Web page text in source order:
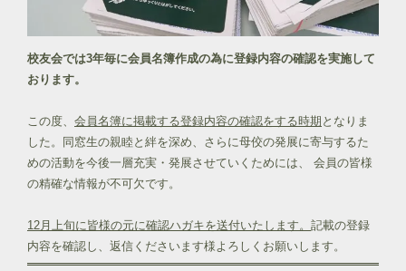
校友会では3年毎に会員名簿作成の為に登録内容の確認を実施して
おります。
この度、 会員名簿に掲載する登録内容の確認をする時期 となりま
した。同窓生の親睦と絆を深め、さらに母佼の発展に寄与するた
めの活動を今後一層充実・発展させていくためには、 会員の皆様
の精確な情報が不可欠です。
12月上旬に皆様の元に確認ハガキを送付いたします。 記載の登録
内容を確認し、返信くださいます様よろしくお願いします。